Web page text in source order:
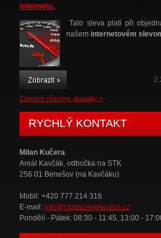
internetu.
Tato sleva platí při
našem internetovém
Zobrazit všechny aktuality »
RYCHLÝ KONTAKT
Milan Kučera
Areál Kavčák, odbočka na STK
256 01 Benešov (na Kavčáku)
Mobil: +420 777 214 316
E-mail: info@chiptuningkucera.cz
Pondělí - Pátek: 08:30 - 11:45, 13:00 -